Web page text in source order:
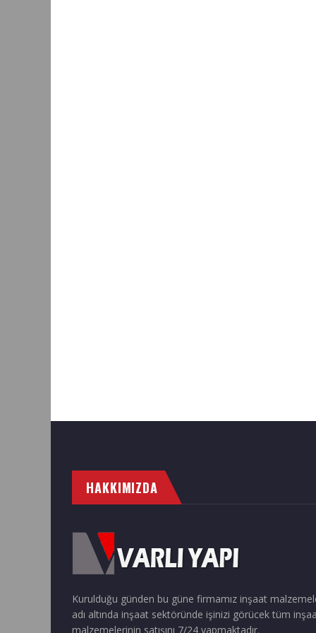
HAKKIMIZDA
Kurulduğu günden bu güne firmamız inşaat
adı altında inşaat sektöründe işinizi görücek tüm
malzemelerinin satışını 7/24 yapmaktadır.